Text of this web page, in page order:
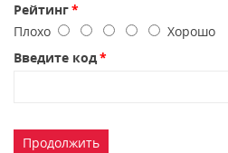
Рейтинг
Плохо
Хорошо
Введите код
Продолжить